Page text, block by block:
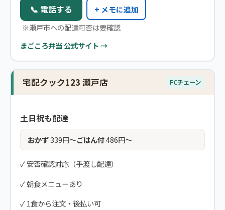
📞 電話する
+ メモに追加
※瀬戸市への配達可否は要確認
まごころ弁当 公式サイト →
宅配クック123 瀬戸店 FCチェーン
土日祝も配達
おかず339円〜ごはん付486円〜
✓ 安否確認対応（手渡し配達）
✓ 朝食メニューあり
✓ 1食から注文・後払い可